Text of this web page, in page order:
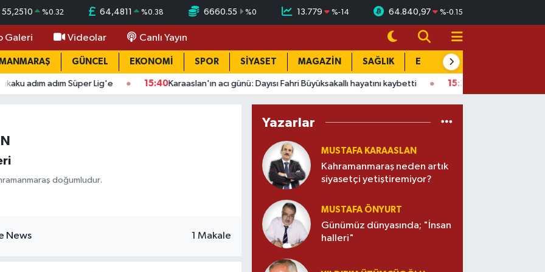
55,2510 %0.32 64,4811 %0.38 6660.55 %0 13.779 %-14 64.840,97 %-0.15
Galeri Videolar Canlı Yayın
GÜNCEL EKONOMİ SPOR SİYASET MAGAZİN SAĞLIK EĞİTİM
Süper Lig'e 15:40 Karaaslan'ın acı günü: Dayısı Fahri Büyüksakallı hayatını kaybetti 15:38PTT çalışanları tedirğin! Ateş:
doğumludur.
1 Makale
Yazarlar
MUSTAFA KARAASLAN
Kahramanmaraş neden artık
siyasetçi yetiştiremiyor?
MUSTAFA ÖNYURT
Günümüz dünyasında; "İnsan
halleri"